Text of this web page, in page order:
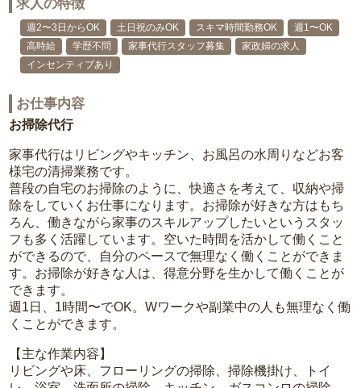
求人の特徴
週2〜3日からOK 土日祝のみOK スキマ時間勤務OK
週1〜OK
高時給
学歴不問 家事代行スタッフ募集
家政婦の求人
インセンティブあり
お仕事内容
お掃除代行
家事代行はリビングやキッチン、お風呂の水周りなどお客
様宅の清掃業務です。
普段の自宅のお掃除のように、快適さを考えて、収納や掃
除をしていくお仕事になります。お掃除が好きな方はもち
ろん、働きながら家事のスキルアップしたいというスタッ
フも多く活躍しています。空いた時間を活かして働くこと
ができるので、自分のペースで無理なく働くことができま
す。お掃除が好きな人は、得意分野を生かして働くことが
できます。
週1日、1時間〜でOK。Wワークや副業中の人も無理なく働
くことができます。
【主な作業内容】
リビングや床、フローリングの掃除、掃除機掛け、トイ